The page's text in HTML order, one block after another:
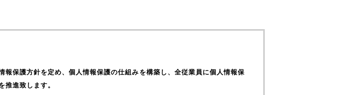
保護方針を定め、個人情報保護の仕組みを構築し、全従業員に個人情報保
推進致します。